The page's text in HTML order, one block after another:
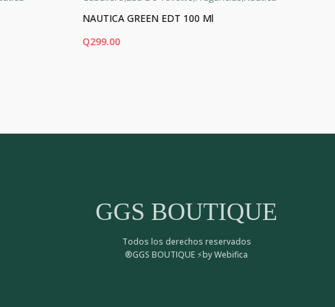
NAUTICA GREEN EDT 100 Ml
Q299.00
GGS BOUTIQUE
Todos los derechos reservados
®GGS BOUTIQUE ⚡by Webifica